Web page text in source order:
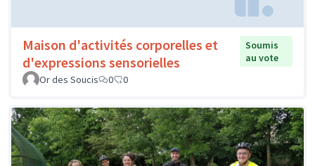
Maison d'activités corporelles et
d'expressions sensorielles
Soumis
au vote
Or des Soucis
0 0